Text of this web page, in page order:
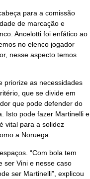
para a comissão
de marcação e
Ancelotti foi enfático ao
no elenco jogador
nesse aspecto temos
priorize as necessidades
que se divide em
que pode defender do
Isto pode fazer Martinelli e
vital para a solidez
a Noruega.
“Com bola tem
ser Vini e nesse caso
ser Martinelli”, explicou